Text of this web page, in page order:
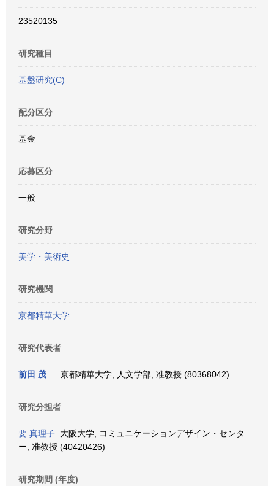
23520135
研究種目
基盤研究(C)
配分区分
基金
応募区分
一般
研究分野
美学・美術史
研究機関
京都精華大学
研究代表者
前田 茂 京都精華大学, 人文学部, 准教授 (80368042)
研究分担者
要 真理子 大阪大学, コミュニケーションデザイン・センタ
ー, 准教授 (40420426)
研究期間 (年度)